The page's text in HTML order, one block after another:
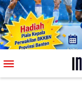
ke
kontenMobile